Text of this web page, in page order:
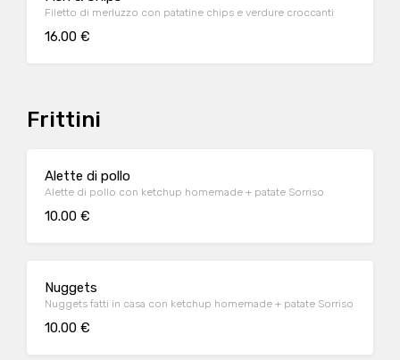
Filetto di merluzzo con patatine chips e verdure croccanti
16.00 €
Frittini
Alette di pollo
Alette di pollo con ketchup homemade + patate Sorriso
10.00 €
Nuggets
Nuggets fatti in casa con ketchup homemade + patate Sorriso
10.00 €